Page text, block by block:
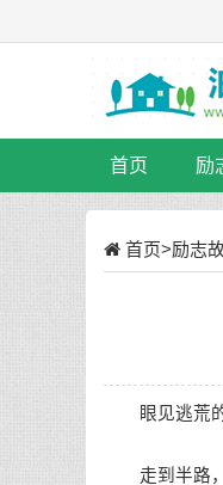
首页 励
首页>励志
眼见逃荒的
走到半路，